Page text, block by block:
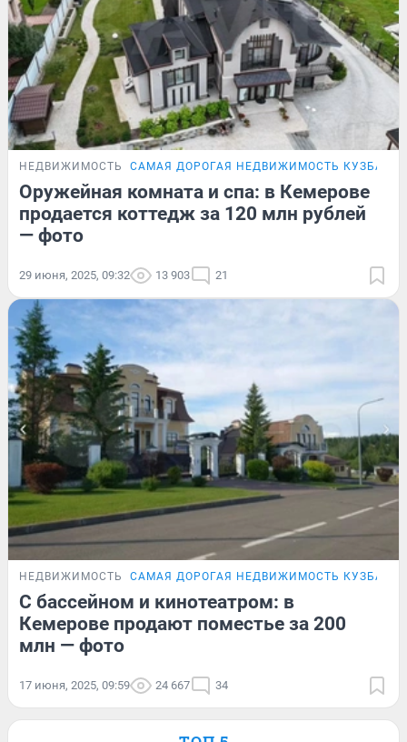
НЕДВИЖИМОСТЬ САМАЯ ДОРОГАЯ НЕДВИЖИМОСТЬ КУЗБАССА
Оружейная комната и спа: в Кемерове
продается коттедж за 120 млн рублей
— фото
29 июня, 2025, 09:32 13 903 21
НЕДВИЖИМОСТЬ САМАЯ ДОРОГАЯ НЕДВИЖИМОСТЬ КУЗБАССА
С бассейном и кинотеатром: в
Кемерове продают поместье за 200
млн — фото
17 июня, 2025, 09:59 24 667 34